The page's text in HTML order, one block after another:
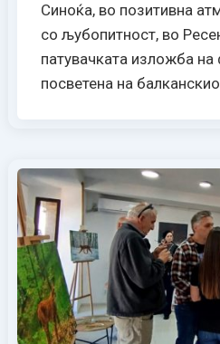
Синоќа, во позитивна
со љубопитност, во
патувачката изложба
посветена на